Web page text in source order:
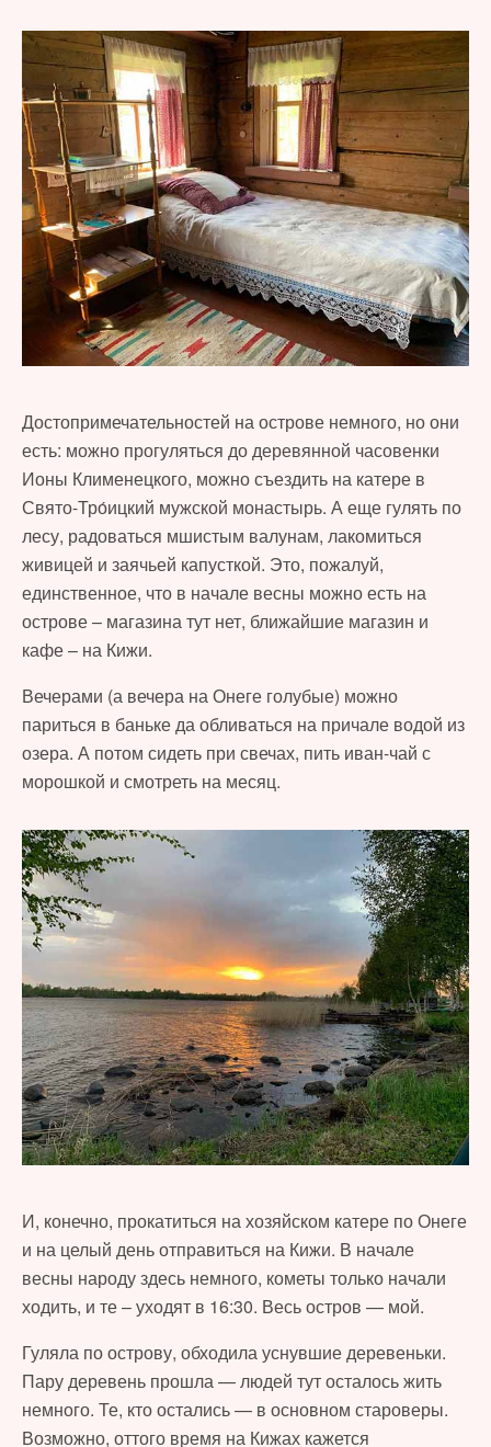
Достопримечательностей на острове немного, но они
есть: можно прогуляться до деревянной часовенки
Ионы Клименецкого, можно съездить на катере в
Свято-Тро́ицкий мужской монастырь. А еще гулять по
лесу, радоваться мшистым валунам, лакомиться
живицей и заячьей капусткой. Это, пожалуй,
единственное, что в начале весны можно есть на
острове – магазина тут нет, ближайшие магазин и
кафе – на Кижи.
Вечерами (а вечера на Онеге голубые) можно
париться в баньке да обливаться на причале водой из
озера. А потом сидеть при свечах, пить иван-чай с
морошкой и смотреть на месяц.
И, конечно, прокатиться на хозяйском катере по Онеге
и на целый день отправиться на Кижи. В начале
весны народу здесь немного, кометы только начали
ходить, и те – уходят в 16:30. Весь остров — мой.
Гуляла по острову, обходила уснувшие деревеньки.
Пару деревень прошла — людей тут осталось жить
немного. Те, кто остались — в основном староверы.
Возможно, оттого время на Кижах кажется